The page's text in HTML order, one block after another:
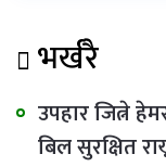
भर्खरै
उपहार जित्ने
बिल सुरक्षित